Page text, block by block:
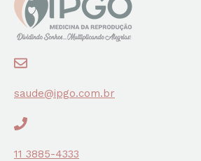
saude@ipgo.com.br
11 3885-4333